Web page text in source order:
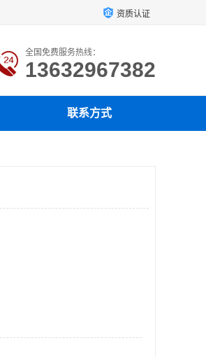
资质认证
全国免费服务热线：
13632967382
联系方式